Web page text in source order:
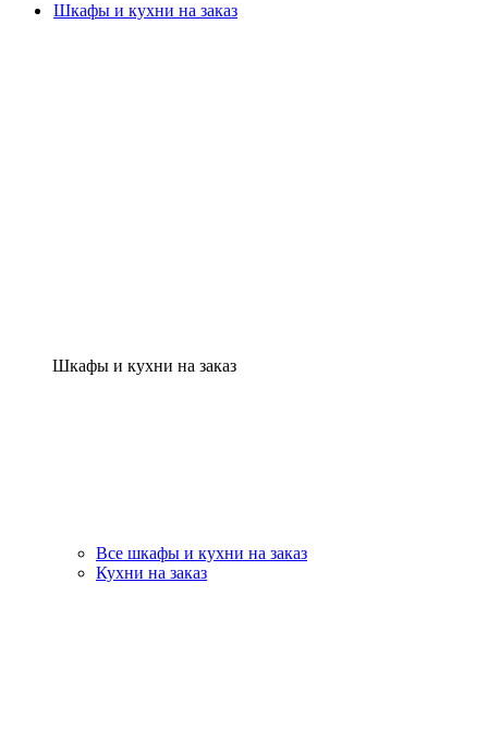
Шкафы и кухни на заказ
Шкафы и кухни на заказ
Все шкафы и кухни на заказ
Кухни на заказ